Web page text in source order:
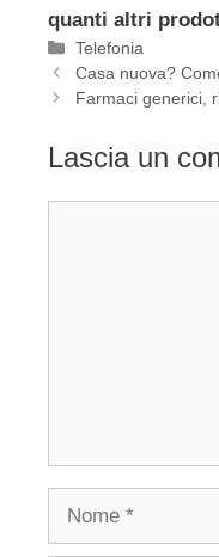
quanti altri
Categorie
Telefonia
Casa nuova?
Farmaci generici,
Lascia un
Nome